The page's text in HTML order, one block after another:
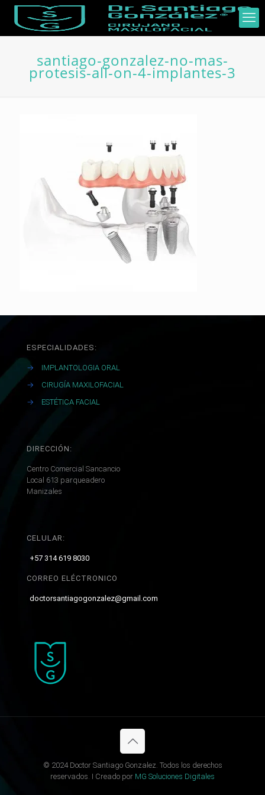
santiago-gonzalez-no-mas-
protesis-all-on-4-implantes-3
ESPECIALIDADES:
→
IMPLANTOLOGIA ORAL
→
CIRUGÍA MAXILOFACIAL
→
ESTÉTICA FACIAL
DIRECCIÓN:
Centro Comercial Sancancio
Local 613 parqueadero
Manizales
CELULAR:
+57 314 619 8030
CORREO ELÉCTRONICO
doctorsantiagogonzalez@gmail.com
© 2024 Doctor Santiago Gonzalez. Todos los derechos
reservados. I Creado por MG Soluciones Digitales